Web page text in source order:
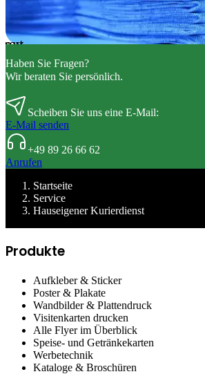
Haben Sie Fragen?
Wir beraten Sie persönlich.
Scheiben Sie uns eine E-Mail:
E-Mail senden
+49 89 26 66 62
Anrufen
Startseite
Service
Hauseigener Kurierdienst
Produkte
Aufkleber & Sticker
Poster & Plakate
Wandbilder & Plattendruck
Visitenkarten drucken
Alle Flyer im Überblick
Speise- und Getränkekarten
Werbetechnik
Kataloge & Broschüren